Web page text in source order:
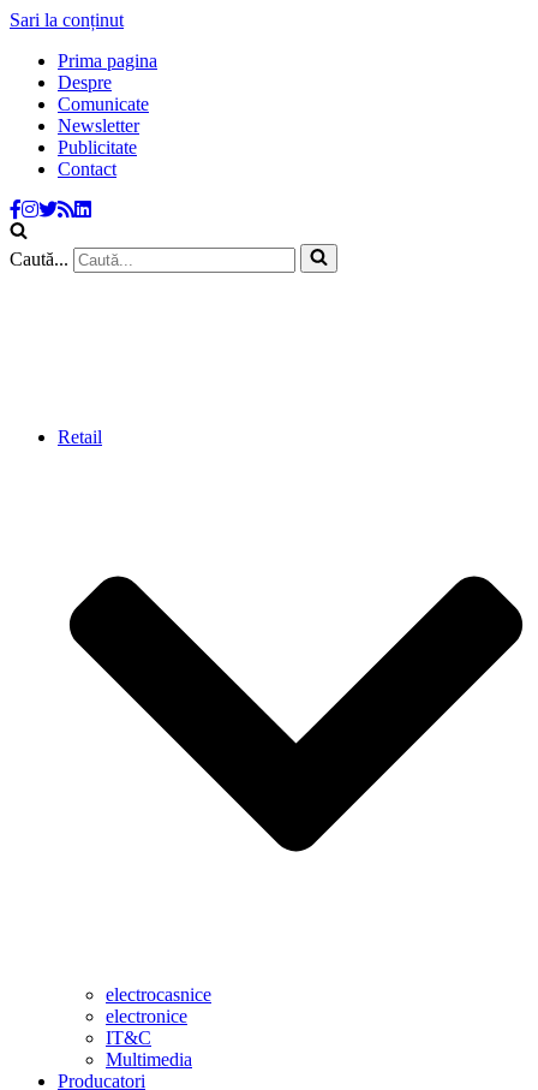
Sari la conținut
Prima pagina
Despre
Comunicate
Newsletter
Publicitate
Contact
Caută...
Retail
electrocasnice
electronice
IT&C
Multimedia
Producatori